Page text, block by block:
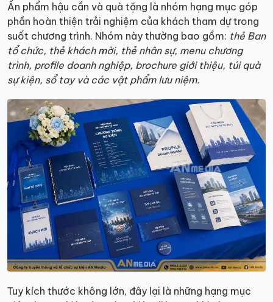
Ấn phẩm hậu cần và quà tặng là nhóm hạng mục góp
phần hoàn thiện trải nghiệm của khách tham dự trong
suốt chương trình. Nhóm này thường bao gồm: thẻ Ban
tổ chức, thẻ khách mời, thẻ nhân sự, menu chương
trình, profile doanh nghiệp, brochure giới thiệu, túi quà
sự kiện, sổ tay và các vật phẩm lưu niệm.
Tuy kích thước không lớn, đây lại là những hạng mục